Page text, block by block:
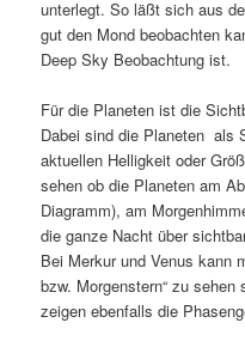
unterlegt. So läßt sich aus
gut den Mond beobachten
Deep Sky Beobachtung ist.
Für die Planeten ist die
Dabei sind die Planeten als
aktuellen Helligkeit oder
sehen ob die Planeten am
Diagramm), am
die ganze Nacht über
Bei Merkur und Venus kann
bzw. Morgenstern“ zu
zeigen ebenfalls die